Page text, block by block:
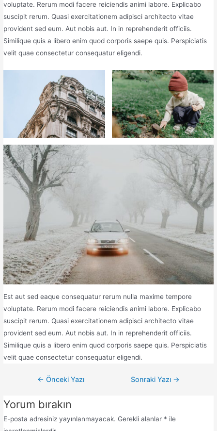
voluptate. Rerum modi facere reiciendis animi labore. Explicabo
suscipit rerum. Quasi exercitationem adipisci architecto vitae
provident sed eum. Aut nobis aut. In in reprehenderit officiis.
Similique quis a libero enim quod corporis saepe quis. Perspiciatis
velit quae consectetur consequatur eligendi.
Est aut sed eaque consequatur rerum nulla maxime tempore
voluptate. Rerum modi facere reiciendis animi labore. Explicabo
suscipit rerum. Quasi exercitationem adipisci architecto vitae
provident sed eum. Aut nobis aut. In in reprehenderit officiis.
Similique quis a libero enim quod corporis saepe quis. Perspiciatis
velit quae consectetur consequatur eligendi.
← Önceki Yazı Sonraki Yazı →
Yorum bırakın
E-posta adresiniz yayınlanmayacak. Gerekli alanlar * ile